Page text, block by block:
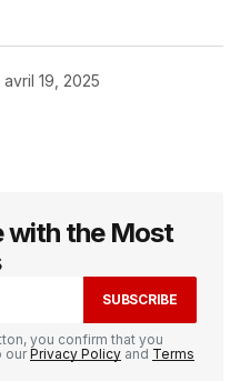
avril 19, 2025
sera pas publiée. Les
indiqués avec
with the Most
SUBSCRIBE
you confirm that you
ourPrivacy Policy and Terms